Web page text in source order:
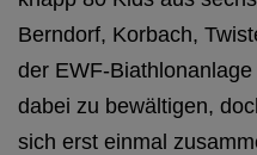
Berndorf, Korbach,
der EWF-
dabei zu bewältigen,
sich erst einmal